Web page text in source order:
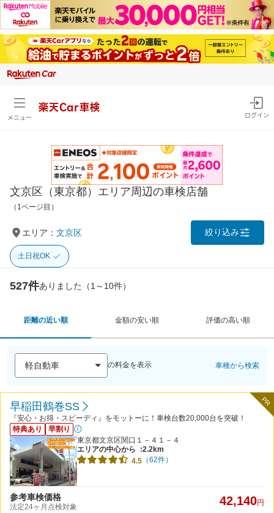
メニュー
楽天Car車検
ログイン
文京区（東京都）エリア周辺の車検店舗
（1ページ目）
エリア： 文京区 絞り込み
土日祝OK
527件ありました（1～10件）
距離の近い順 金額の安い順 評価の高い順
の料金を表示 車種から検索
PR
早稲田鶴巻SS
『安心・お得・スピーディ』をモットーに！車検台数20,000台を突破！
特典あり
早割り
東京都文京区関口１－４１－４
エリアの中心から
:2.2km
4.5 （62件）
参考車検価格
法定24ヶ月点検対象 42,140円